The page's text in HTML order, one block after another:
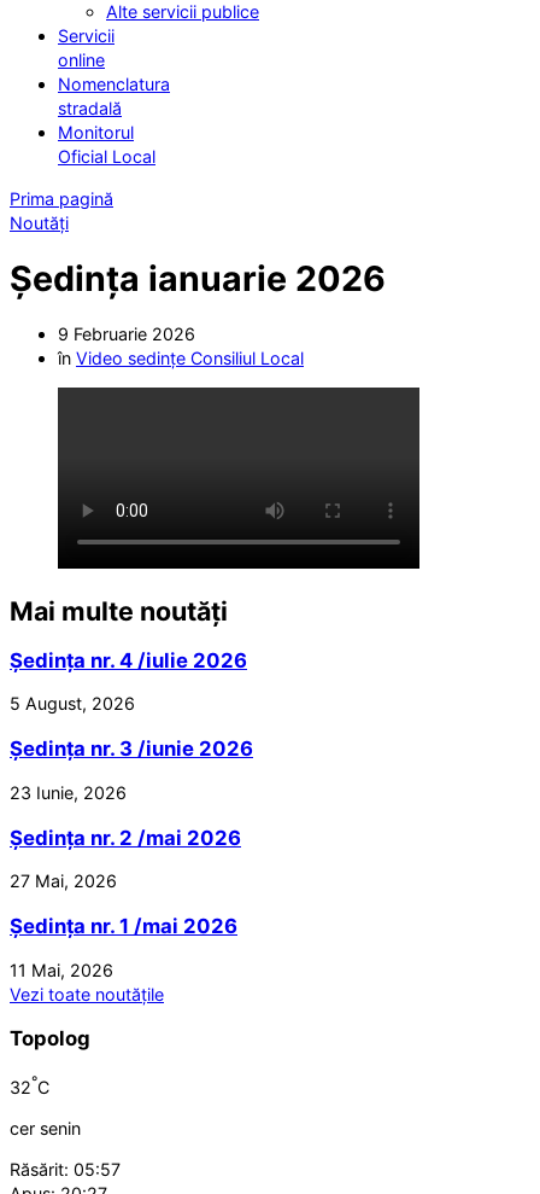
Alte servicii publice
Servicii
online
Nomenclatura
stradală
Monitorul
Oficial Local
Prima pagină
Noutăți
Ședința ianuarie 2026
9 Februarie 2026
în Video sedințe Consiliul Local
Mai multe noutăți
Ședința nr. 4 /iulie 2026
5 August, 2026
Ședința nr. 3 /iunie 2026
23 Iunie, 2026
Ședința nr. 2 /mai 2026
27 Mai, 2026
Ședința nr. 1 /mai 2026
11 Mai, 2026
Vezi toate noutățile
Topolog
32°C
cer senin
Răsărit: 05:57